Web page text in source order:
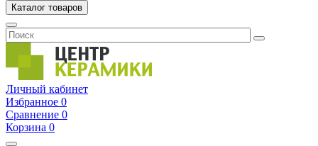
Каталог товаров
Личный кабинет
Избранное 0
Сравнение 0
Корзина 0